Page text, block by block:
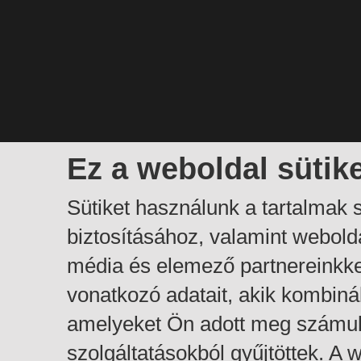
Ez a weboldal
Sütiket használunk a tartalmak
biztosításához, valamint
média és elemező
vonatkozó adatait, akik
amelyeket Ön adott meg
szolgáltatásokból gyűjtöttek. A